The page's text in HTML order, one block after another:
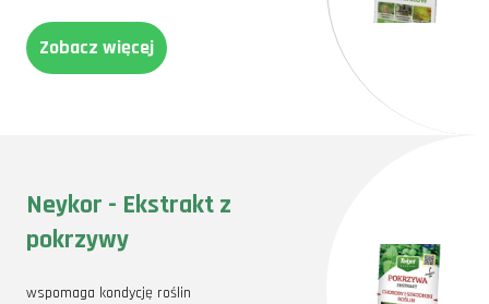
Zobacz więcej
Neykor - Ekstrakt z
pokrzywy
wspomaga kondycję roślin